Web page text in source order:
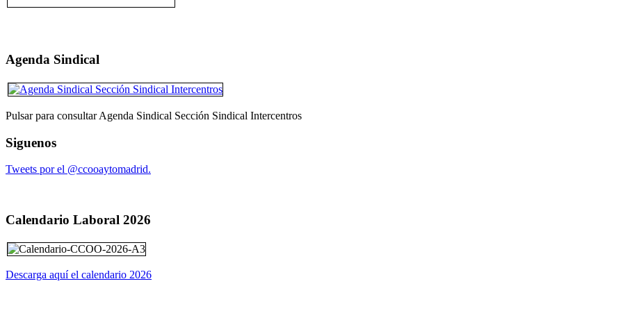
Agenda Sindical
Pulsar para consultar Agenda Sindical Sección Sindical Intercentros
Siguenos
Tweets por el @ccooaytomadrid.
Calendario Laboral 2026
Descarga aquí el calendario 2026